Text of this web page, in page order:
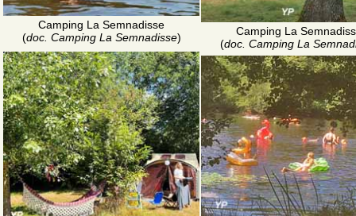
Camping La Semnadisse
(doc. Camping La Semnadisse)
Camping La
(doc. Camping La